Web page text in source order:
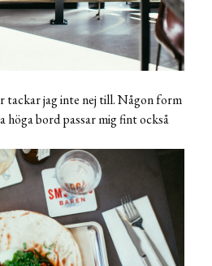
tackar jag inte nej till. Någon form
höga bord passar mig fint också